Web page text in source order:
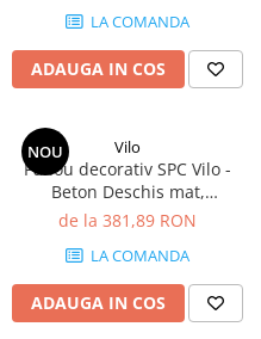
LA COMANDA
ADAUGA IN COS
NOU Vilo
Panou decorativ SPC Vilo -
Beton Deschis mat,
1200×600×4 mm, 2.88
de la 381,89 RON
LA COMANDA
ADAUGA IN COS